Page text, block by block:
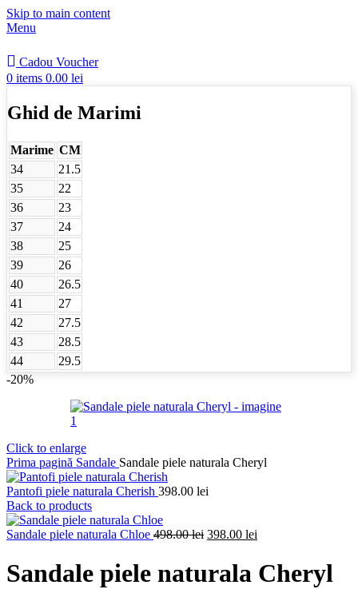
Skip to main content
Menu
Cadou Voucher
0 items 0.00 lei
Ghid de Marimi
Marime CM
34
21.5
35
22
36
23
37
24
38
25
39
26
40
26.5
41
27
42
27.5
43
28.5
44
29.5
-20%
Click to enlarge
Prima pagină Sandale Sandale piele naturala Cheryl
Pantofi piele naturala Cherish 398.00 lei
Back to products
Sandale piele naturala Chloe 498.00lei Prețul
fost:
398.00 lei
este:
398.00 lei.
Sandale piele naturala Cheryl